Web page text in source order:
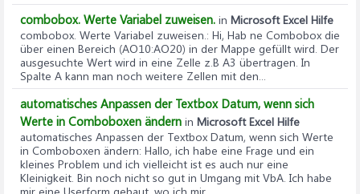
combobox. Werte Variabel zuweisen. in Microsoft Excel Hilfe
combobox. Werte Variabel zuweisen.: Hi, Hab ne Combobox die
über einen Bereich (AO10:AO20) in der Mappe gefüllt wird. Der
ausgesuchte Wert wird in eine Zelle z.B A3 übertragen. In
Spalte A kann man noch weitere Zellen mit den...
automatisches Anpassen der Textbox Datum, wenn sich
Werte in Comboboxen ändern in Microsoft Excel Hilfe
automatisches Anpassen der Textbox Datum, wenn sich Werte
in Comboboxen ändern: Hallo, ich habe eine Frage und ein
kleines Problem und ich vielleicht ist es auch nur eine
Kleinigkeit. Bin noch nicht so gut in Umgang mit VbA. Ich habe